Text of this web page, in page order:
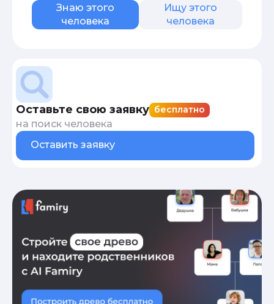
Знаю этого
человека
Ищу этого
человека
Оставьте свою заявку бесплатно
на поиск человека
Оставить заявку